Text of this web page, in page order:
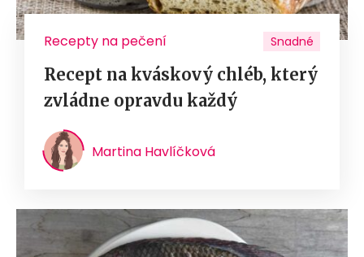
Recepty na pečení Snadné
Recept na kváskový chléb, který
zvládne opravdu každý
Martina Havlíčková